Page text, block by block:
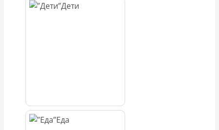
Дети
Еда